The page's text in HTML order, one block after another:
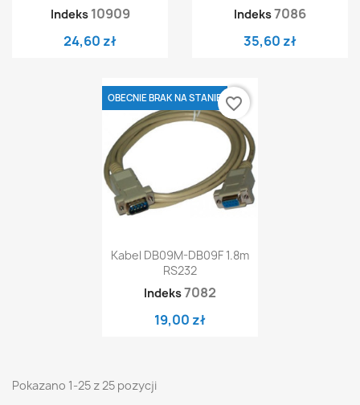
Indeks 10909
24,60 zł
Indeks7086
35,60 zł
Kabel DB09M-DB09F 1.8m
RS232
Indeks7082
19,00 zł
OBECNIE BRAK NA STANIE favorite_border
Pokazano 1-25 z 25 pozycji